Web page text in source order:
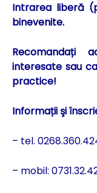
Intrarea liberă
binevenite.
Recomandați
interesate sau
practice!
Informații şi
– tel.
– mobil: